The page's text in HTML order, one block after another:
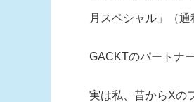
月スペシャル」（通
GACKTのパートナ
実は私、昔からXの